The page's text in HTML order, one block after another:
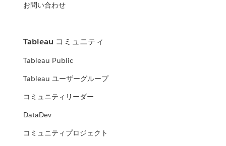
お問い合わせ
Tableau コミュニティ
Tableau Public
Tableau ユーザーグループ
コミュニティリーダー
DataDev
コミュニティプロジェクト